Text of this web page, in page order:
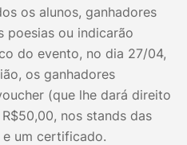
os alunos, ganhadores
poesias ou indicarão
do evento, no dia 27/04,
os ganhadores
(que lhe dará direito
nos stands das
e um certificado.